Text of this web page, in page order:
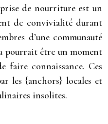
de nourriture est un
de convivialité durant
d’une communauté
pourrait être un moment
faire connaissance. Ces
les {anchors} locales et
insolites.